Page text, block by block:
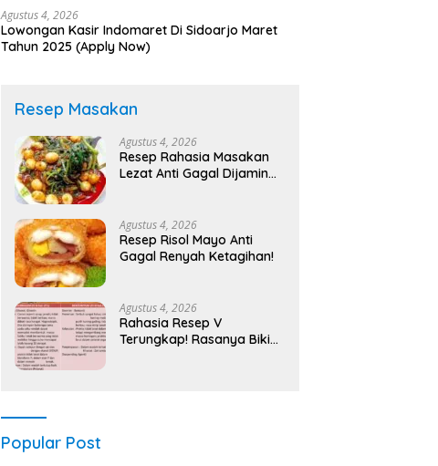
Agustus 4, 2026
Lowongan Kasir Indomaret Di Sidoarjo Maret
Tahun 2025 (Apply Now)
Resep Masakan
Agustus 4, 2026
Resep Rahasia Masakan
Lezat Anti Gagal Dijamin
Agustus 4, 2026
Resep Risol Mayo Anti
Gagal Renyah Ketagihan!
Agustus 4, 2026
Rahasia Resep V
Terungkap! Rasanya Bikin
Popular Post